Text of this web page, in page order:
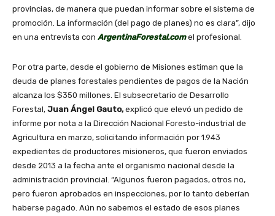
provincias, de manera que puedan informar sobre el sistema de
promoción. La información (del pago de planes) no es clara”, dijo
en una entrevista con ArgentinaForestal.comel profesional.
Por otra parte, desde el gobierno de Misiones estiman que la
deuda de planes forestales pendientes de pagos de la Nación
alcanza los $350 millones. El subsecretario de Desarrollo
Forestal, Juan Ángel Gauto,explicó que elevó un pedido de
informe por nota a la Dirección Nacional Foresto-industrial de
Agricultura en marzo, solicitando información por 1.943
expedientes de productores misioneros, que fueron enviados
desde 2013 a la fecha ante el organismo nacional desde la
administración provincial. “Algunos fueron pagados, otros no,
pero fueron aprobados en inspecciones, por lo tanto deberían
haberse pagado. Aún no sabemos el estado de esos planes